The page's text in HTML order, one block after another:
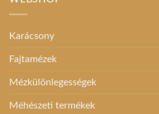
Karácsony
Fajtamézek
Mézkülönlegességek
Méhészeti termékek